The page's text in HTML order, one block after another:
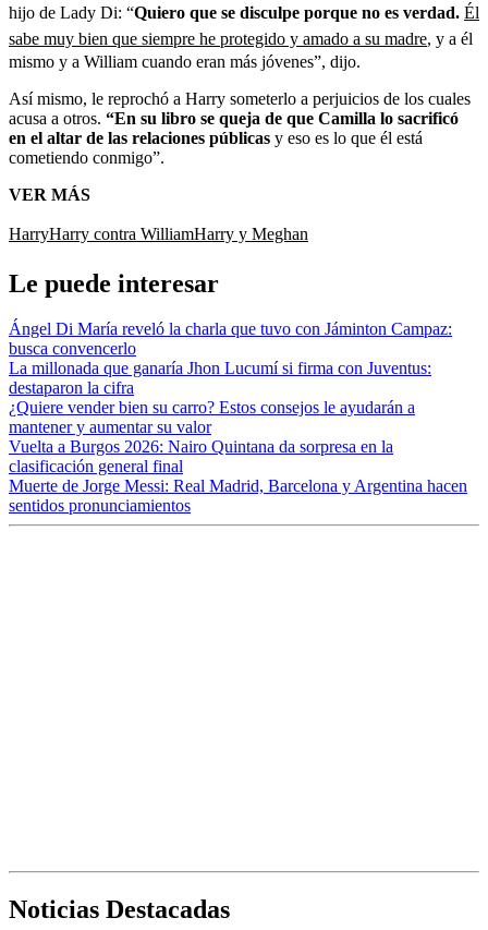
hijo de Lady Di: “Quiero que se disculpe porque no es verdad. Él
sabe muy bien que siempre he protegido y amado a su madre, y a él
mismo y a William cuando eran más jóvenes”, dijo.
Así mismo, le reprochó a Harry someterlo a perjuicios de los cuales
acusa a otros. “En su libro se queja de que Camilla lo sacrificó
en el altar de las relaciones públicas y eso es lo que él está
cometiendo conmigo”.
VER MÁS
HarryHarry contra WilliamHarry y Meghan
Le puede interesar
Ángel Di María reveló la charla que tuvo con Jáminton Campaz:
busca convencerlo
La millonada que ganaría Jhon Lucumí si firma con Juventus:
destaparon la cifra
¿Quiere vender bien su carro? Estos consejos le ayudarán a
mantener y aumentar su valor
Vuelta a Burgos 2026: Nairo Quintana da sorpresa en la
clasificación general final
Muerte de Jorge Messi: Real Madrid, Barcelona y Argentina hacen
sentidos pronunciamientos
Noticias Destacadas